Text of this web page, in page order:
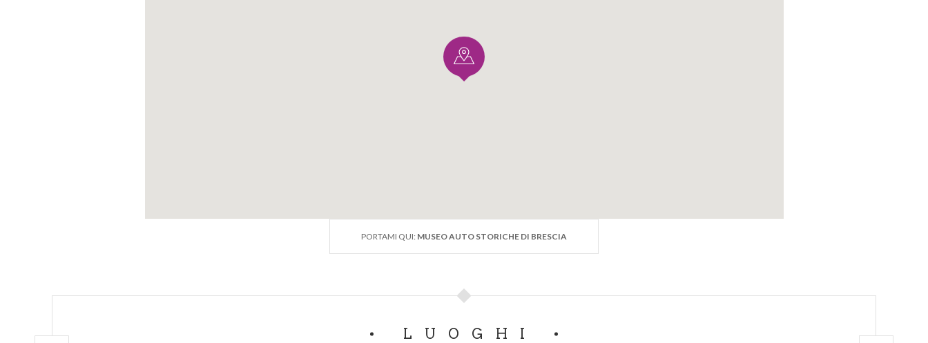
PORTAMI QUI: MUSEO AUTO STORICHE DI BRESCIA
LUOGHI